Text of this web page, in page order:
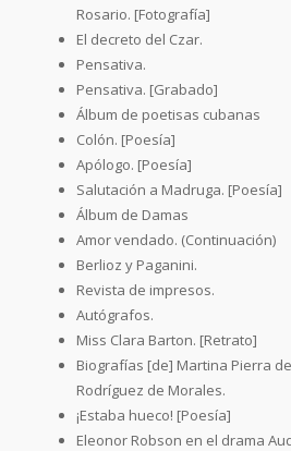
Rosario. [Fotografía]
El decreto del Czar.
Pensativa.
Pensativa. [Grabado]
Álbum de poetisas cubanas
Colón. [Poesía]
Apólogo. [Poesía]
Salutación a Madruga. [Poesía]
Álbum de Damas
Amor vendado. (Continuación)
Berlioz y Paganini.
Revista de impresos.
Autógrafos.
Miss Clara Barton. [Retrato]
Biografías [de] Martina Pierra
Rodríguez de Morales.
¡Estaba hueco! [Poesía]
Eleonor Robson en el drama